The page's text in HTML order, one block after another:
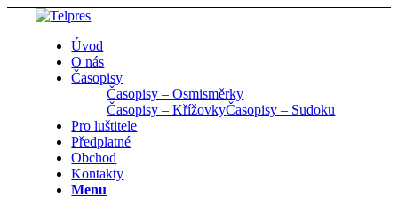
Úvod
O nás
Časopisy
Časopisy – Osmisměrky
Časopisy – KřížovkyČasopisy – Sudoku
Pro luštitele
Předplatné
Obchod
Kontakty
Menu